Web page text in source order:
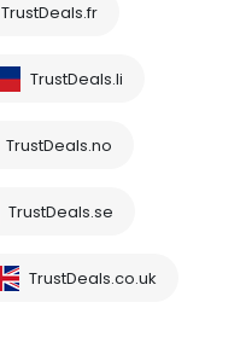
TrustDeals.fr
TrustDeals.li
TrustDeals.no
TrustDeals.se
TrustDeals.co.uk